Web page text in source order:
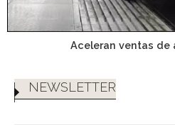
Aceleran ventas de
NEWSLETTER